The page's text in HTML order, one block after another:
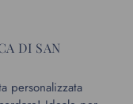
DI SAN
personalizzata